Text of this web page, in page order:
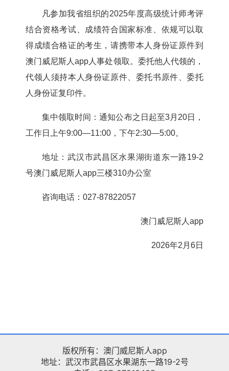
凡参加我省组织的2025年度高级统计师考评
结合资格考试、成绩符合国家标准、依规可以取
得成绩合格证的考生，请携带本人身份证原件到
澳门威尼斯人app人事处领取。委托他人代领的，
代领人须持本人身份证原件、委托书原件、委托
人身份证复印件。
集中领取时间：通知公布之日起至3月20日，
工作日上午9:00—11:00，下午2:30—5:00。
地址：武汉市武昌区水果湖街道东一路19-2
号澳门威尼斯人app三楼310办公室
咨询电话：027-87822057
澳门威尼斯人app
2026年2月6日
版权所有：澳门威尼斯人app
地址：武汉市武昌区水果湖东一路19-2号